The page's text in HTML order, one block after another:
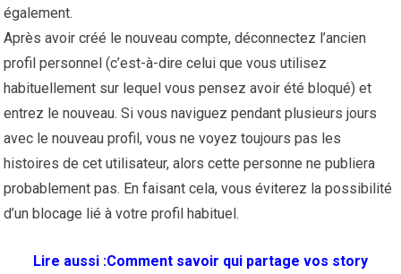
également.
Après avoir créé le nouveau compte, déconnectez l’ancien
profil personnel (c’est-à-dire celui que vous utilisez
habituellement sur lequel vous pensez avoir été bloqué) et
entrez le nouveau. Si vous naviguez pendant plusieurs jours
avec le nouveau profil, vous ne voyez toujours pas les
histoires de cet utilisateur, alors cette personne ne publiera
probablement pas. En faisant cela, vous éviterez la possibilité
d’un blocage lié à votre profil habituel.
Lire aussi :Comment savoir qui partage vos story